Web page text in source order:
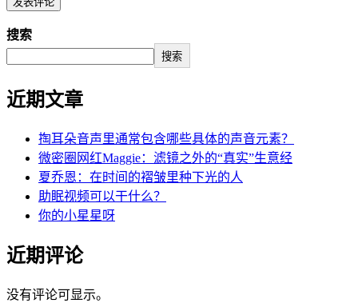
搜索
搜索
近期文章
掏耳朵音声里通常包含哪些具体的声音元素？
微密圈网红Maggie：滤镜之外的“真实”生意经
夏乔恩：在时间的褶皱里种下光的人
助眠视频可以干什么？
你的小星星呀
近期评论
没有评论可显示。